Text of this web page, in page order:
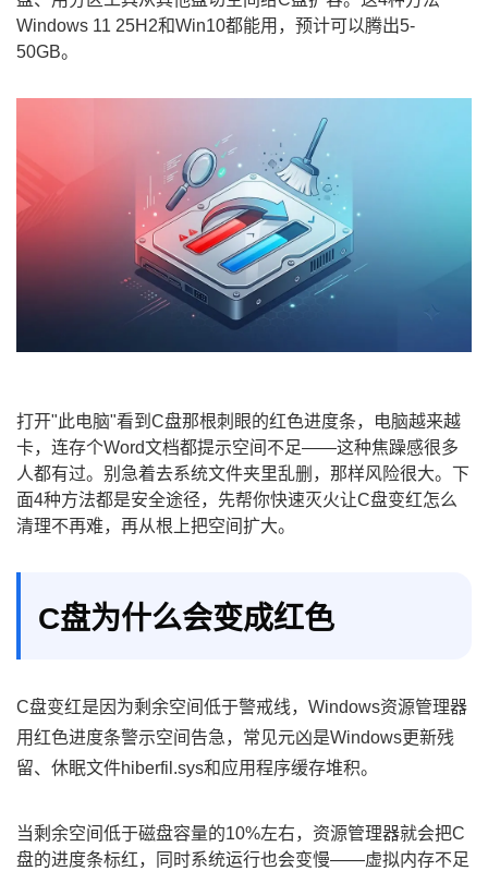
Windows 11 25H2和Win10都能用，预计可以腾出5-
50GB。
打开"此电脑"看到C盘那根刺眼的红色进度条，电脑越来越
卡，连存个Word文档都提示空间不足——这种焦躁感很多
人都有过。别急着去系统文件夹里乱删，那样风险很大。下
面4种方法都是安全途径，先帮你快速灭火让C盘变红怎么
清理不再难，再从根上把空间扩大。
C盘为什么会变成红色
C盘变红是因为剩余空间低于警戒线，Windows资源管理器
用红色进度条警示空间告急，常见元凶是Windows更新残
留、休眠文件hiberfil.sys和应用程序缓存堆积。
当剩余空间低于磁盘容量的10%左右，资源管理器就会把C
盘的进度条标红，同时系统运行也会变慢——虚拟内存不足